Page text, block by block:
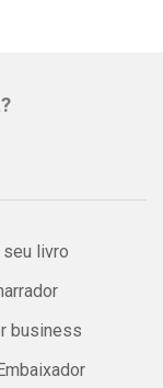
seu livro
business